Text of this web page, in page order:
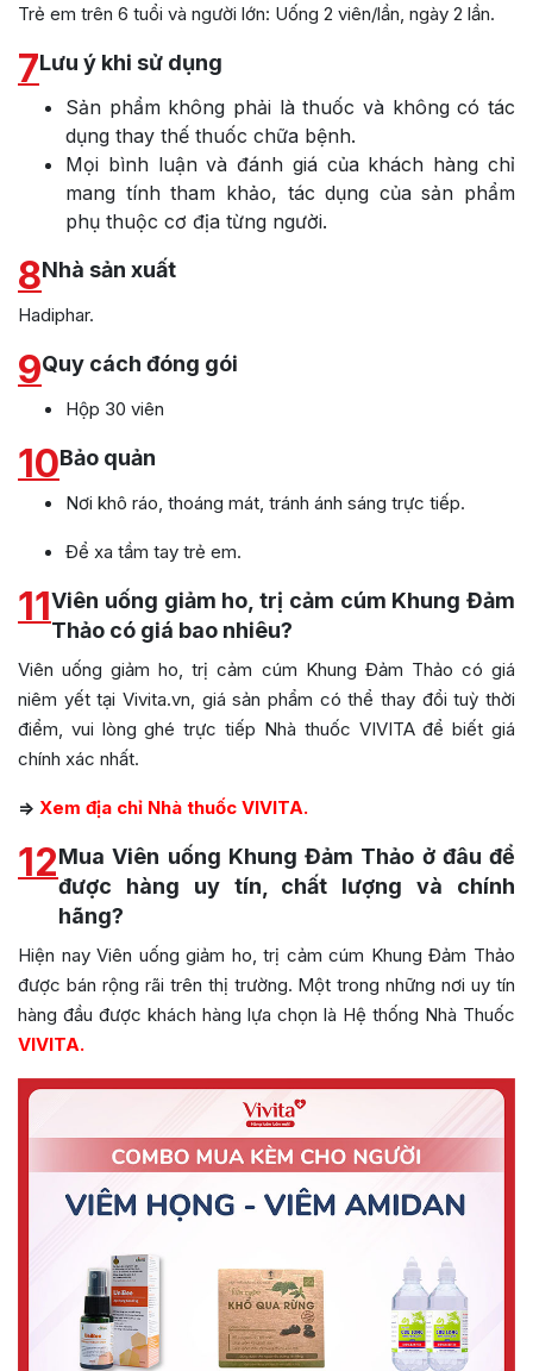
Trẻ em trên 6 tuổi và người lớn: Uống 2 viên/lần, ngày 2 lần.
7Lưu ý khi sử dụng
Sản phẩm không phải là thuốc và không có tác
dụng thay thế thuốc chữa bệnh.
Mọi bình luận và đánh giá của khách hàng chỉ
mang tính tham khảo, tác dụng của sản phẩm
phụ thuộc cơ địa từng người.
8Nhà sản xuất
Hadiphar.
9Quy cách đóng gói
Hộp 30 viên
10Bảo quản
Nơi khô ráo, thoáng mát, tránh ánh sáng trực tiếp.
Để xa tầm tay trẻ em.
11Viên uống giảm ho, trị cảm cúm Khung Đảm
Thảo có giá bao nhiêu?
Viên uống giảm ho, trị cảm cúm Khung Đảm Thảo có giá
niêm yết tại Vivita.vn, giá sản phẩm có thể thay đổi tuỳ thời
điểm, vui lòng ghé trực tiếp Nhà thuốc VIVITA để biết giá
chính xác nhất.
=> Xem địa chỉ Nhà thuốc VIVITA.
12Mua Viên uống Khung Đảm Thảo ở đâu để
được hàng uy tín, chất lượng và chính
hãng?
Hiện nay Viên uống giảm ho, trị cảm cúm Khung Đảm Thảo
được bán rộng rãi trên thị trường. Một trong những nơi uy tín
hàng đầu được khách hàng lựa chọn là Hệ thống Nhà Thuốc
VIVITA.